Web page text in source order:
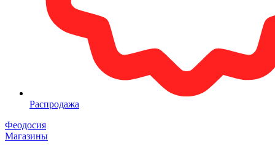
Распродажа
Феодосия
Магазины